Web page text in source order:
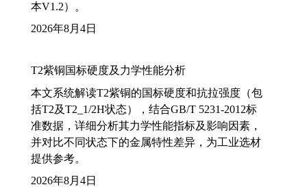
本V1.2）。
2026年8月4日
T2紫铜国标硬度及力学性能分析
本文系统解读T2紫铜的国标硬度和抗拉强度（包
括T2及T2_1/2H状态），结合GB/T 5231-2012标
准数据，详细分析其力学性能指标及影响因素，
并对比不同状态下的金属特性差异，为工业选材
提供参考。
2026年8月4日